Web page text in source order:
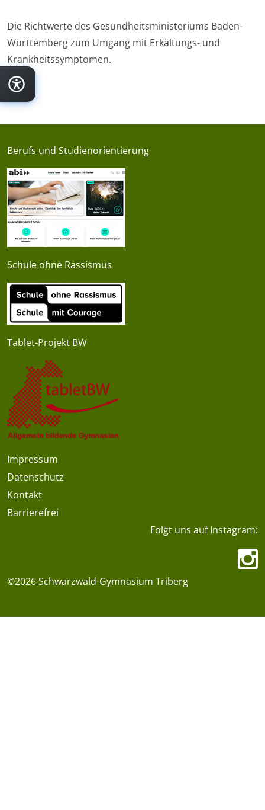
Die Richtwerte des Gesundheitsministeriums Baden-
Württemberg zum Umgang mit Erkältungs- und
Krankheitssymptomen.
Berufs und Studienorientierung
Schule ohne Rassismus
Tablet-Projekt BW
Impressum
Datenschutz
Kontakt
Barrierefrei
Folgt uns auf Instagram:
©2026 Schwarzwald-Gymnasium Triberg